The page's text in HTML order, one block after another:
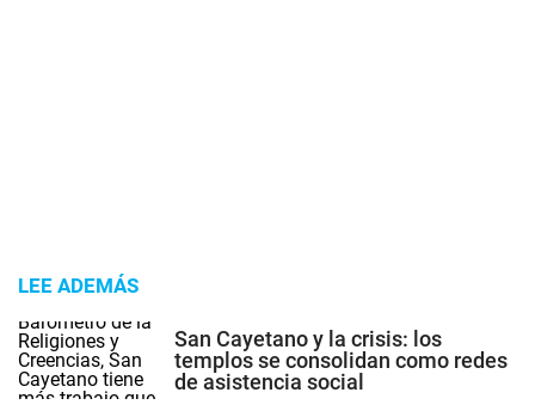
LEE ADEMÁS
San Cayetano y la crisis: los
templos se consolidan como redes
de asistencia social